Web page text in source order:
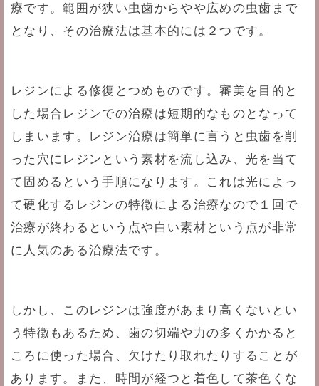
療です。範囲が狭い虫歯からやや広めの虫歯まで
となり、その治療法は基本的には２つです。
レジンによる修復とつめものです。審美を目的と
した場合レジンでの治療は短期的なものとなって
しまいます。レジン治療は簡単に言うと虫歯を削
った穴にレジンという素材を流し込み、光を当て
て固めるという手順になります。これは光によっ
て硬化するレジンの特徴による治療なので１回で
治療が終わるという点や白い素材という点が非常
に人気のある治療法です。
しかし、このレジンは強度があまり高くないとい
う特徴もあるため、歯の切端や力の多くかかると
ころに使った場合、欠けたり取れたりすることが
あります。また、時間が経つと着色して茶色くな